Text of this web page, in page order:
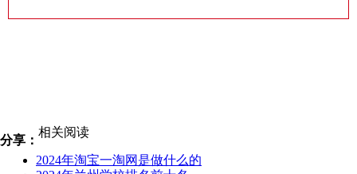
分享：
相关阅读
2024年淘宝一淘网是做什么的